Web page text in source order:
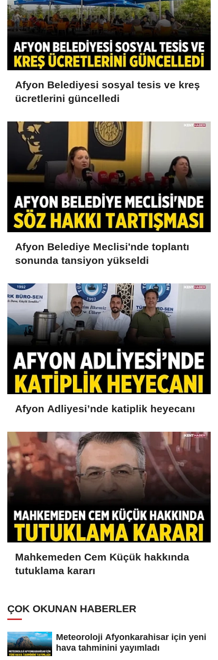
Afyon Belediyesi sosyal tesis ve kreş
ücretlerini güncelledi
Afyon Belediye Meclisi'nde toplantı
sonunda tansiyon yükseldi
Afyon Adliyesi’nde katiplik heyecanı
Mahkemeden Cem Küçük hakkında
tutuklama kararı
ÇOK OKUNAN HABERLER
Meteoroloji Afyonkarahisar için yeni
hava tahminini yayımladı